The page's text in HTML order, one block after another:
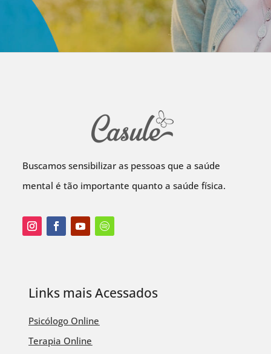
Buscamos sensibilizar as pessoas que a saúde
mental é tão importante quanto a saúde física.
Links mais Acessados
Psicólogo Online
Terapia Online